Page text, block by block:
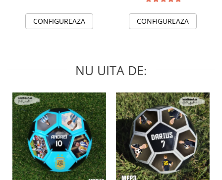
CONFIGUREAZA CONFIGUREAZA
NU UITA DE: